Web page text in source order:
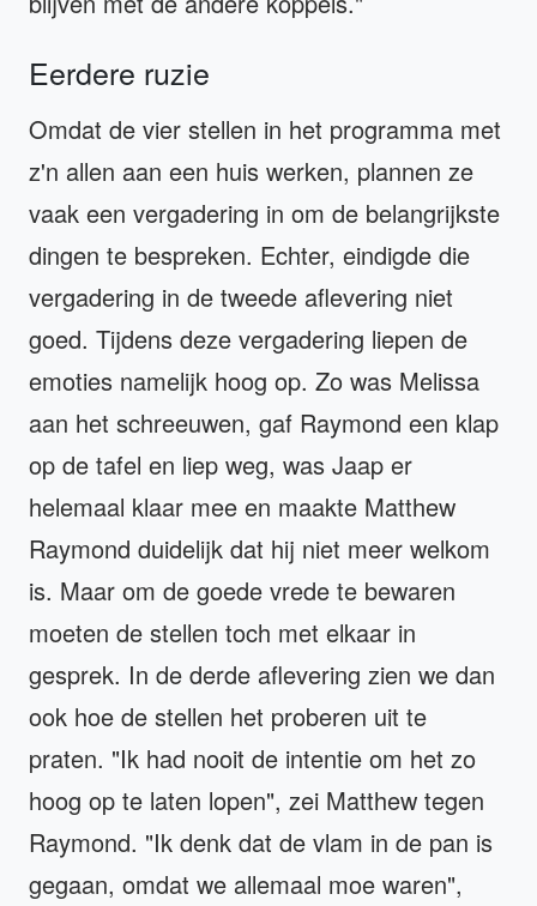
Eerdere ruzie
Omdat de vier stellen in het programma met
z'n allen aan een huis werken, plannen ze
vaak een vergadering in om de belangrijkste
dingen te bespreken. Echter, eindigde die
vergadering in de tweede aflevering niet
goed. Tijdens deze vergadering liepen de
emoties namelijk hoog op. Zo was Melissa
aan het schreeuwen, gaf Raymond een klap
op de tafel en liep weg, was Jaap er
helemaal klaar mee en maakte Matthew
Raymond duidelijk dat hij niet meer welkom
is. Maar om de goede vrede te bewaren
moeten de stellen toch met elkaar in
gesprek. In de derde aflevering zien we dan
ook hoe de stellen het proberen uit te
praten. "Ik had nooit de intentie om het zo
hoog op te laten lopen", zei Matthew tegen
Raymond. "Ik denk dat de vlam in de pan is
gegaan, omdat we allemaal moe waren",